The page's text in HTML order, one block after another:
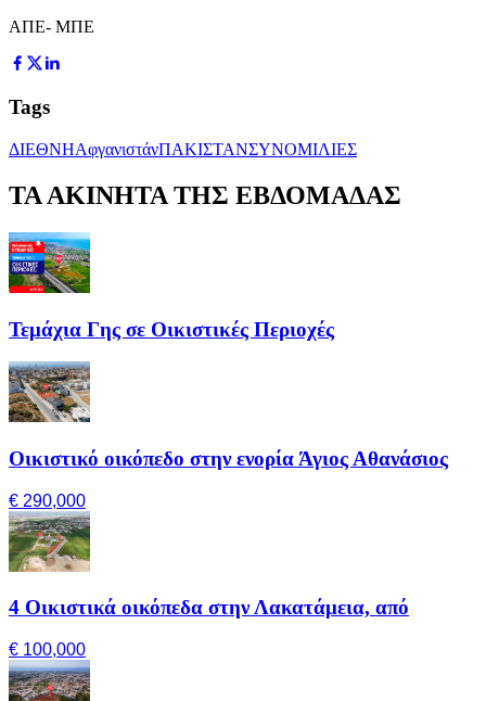
ΑΠΕ- ΜΠΕ
Tags
ΔΙΕΘΝΗΑφγανιστάνΠΑΚΙΣΤΑΝΣΥΝΟΜΙΛΙΕΣ
ΤΑ ΑΚΙΝΗΤΑ ΤΗΣ ΕΒΔΟΜΑΔΑΣ
Τεμάχια Γης σε Οικιστικές Περιοχές
Οικιστικό οικόπεδο στην ενορία Άγιος Αθανάσιος
€ 290,000
4 Οικιστικά οικόπεδα στην Λακατάμεια, από
€ 100,000